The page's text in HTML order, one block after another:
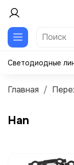
Светодиодные
Главная
Han